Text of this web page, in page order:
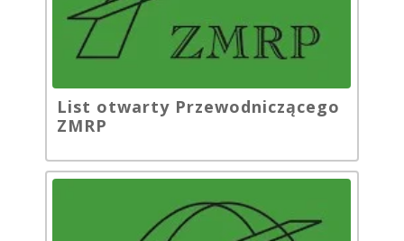
List otwarty Przewodniczącego
ZMRP